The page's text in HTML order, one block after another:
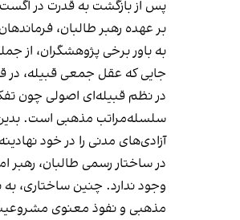
بر عهده‌ رهبر طالبان،
به باور برخی پژوهشگران، از
جایی که عقل جمعی قبیله، در
در نظم قبیله‌ای اصولی چون
سلسله‌مراتب مذهبی است. بدین
آزادی‌های مدنی را در خود
در ساختار رسمی طالبان، رهبر
وجود ندارد. چنین ساختاری، به
مذهبی و نفوذ معنوی مشروعیت